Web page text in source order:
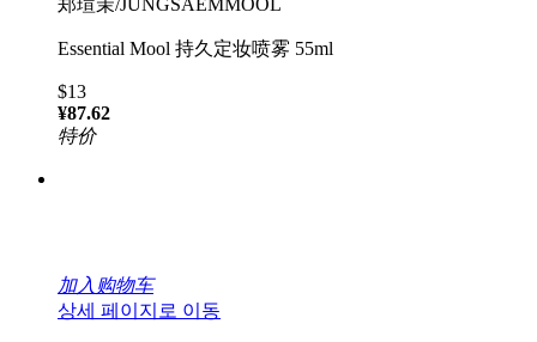
Essential Mool 持久定妆喷雾 55ml
$13
¥87.62
特价
加入购物车
상세 페이지로 이동